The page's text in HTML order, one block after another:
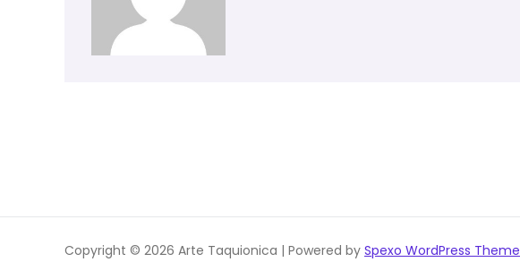
Copyright © 2026 Arte Taquionica | Powered by Spexo WordPress Theme